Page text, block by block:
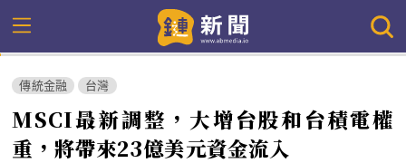
傳統金融 台灣
MSCI最新調整，大增台股和台積電權
重，將帶來23億美元資金流入